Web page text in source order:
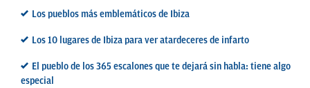
Los pueblos más emblemáticos de Ibiza
Los 10 lugares de Ibiza para ver atardeceres de infarto
El pueblo de los 365 escalones que te dejará sin habla: tiene algo
especial